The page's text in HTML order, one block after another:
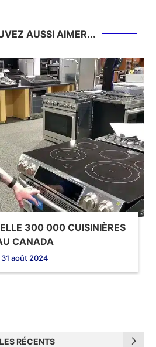
AUSSI AIMER...
300 000 CUISINIÈRES
CANADA
31 août 2024
RÉCENTS